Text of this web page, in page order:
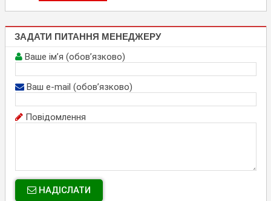
ЗАДАТИ ПИТАННЯ МЕНЕДЖЕРУ
Ваше ім’я (обов’язково)
Ваш e-mail (обов’язково)
Повідомлення
НАДІСЛАТИ